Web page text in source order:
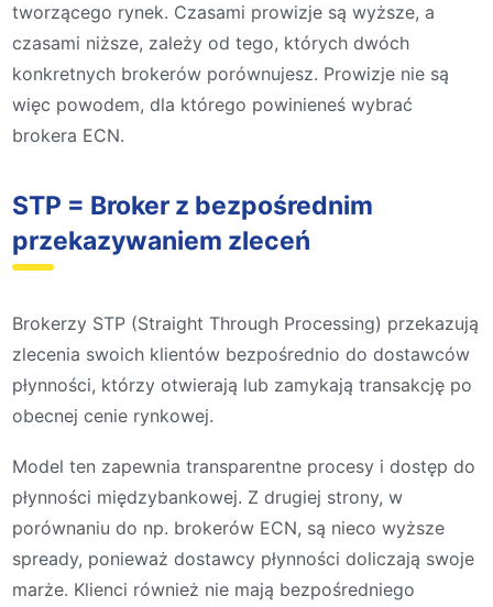
tworzącego rynek. Czasami prowizje są wyższe, a
czasami niższe, zależy od tego, których dwóch
konkretnych brokerów porównujesz. Prowizje nie są
więc powodem, dla którego powinieneś wybrać
brokera ECN.
STP = Broker z bezpośrednim
przekazywaniem zleceń
Brokerzy STP (Straight Through Processing) przekazują
zlecenia swoich klientów bezpośrednio do dostawców
płynności, którzy otwierają lub zamykają transakcję po
obecnej cenie rynkowej.
Model ten zapewnia transparentne procesy i dostęp do
płynności międzybankowej. Z drugiej strony, w
porównaniu do np. brokerów ECN, są nieco wyższe
spready, ponieważ dostawcy płynności doliczają swoje
marże. Klienci również nie mają bezpośredniego